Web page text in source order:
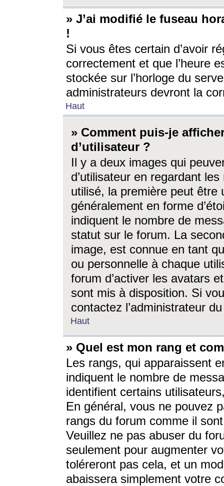
» J’ai modifié le fuseau
!
Si vous êtes certain d’avoir
correctement et que l’heure
stockée sur l’horloge du
administrateurs devront la
Haut
» Comment puis-je
d’utilisateur ?
Il y a deux images qui
d’utilisateur en regardant
utilisé, la première peut être
généralement en forme
indiquent le nombre de
statut sur le forum. La
image, est connue en tant
ou personnelle à chaque
forum d’activer les avatars
sont mis à disposition. Si
contactez l’administrateur
Haut
» Quel est mon rang et
Les rangs, qui apparaissent
indiquent le nombre de
identifient certains
En général, vous ne pouvez
rangs du forum comme il
Veuillez ne pas abuser du
seulement pour augmenter
toléreront pas cela, et un
abaissera simplement votre